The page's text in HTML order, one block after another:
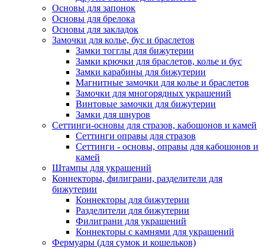
Основы для запонок
Основы для брелока
Основы для закладок
Замочки для колье, бус и браслетов
Замки тогглы для бижутерии
Замки крючки для браслетов, колье и бус
Замки карабины для бижутерии
Магнитные замочки для колье и браслетов
Замочки для многорядных украшений
Винтовые замочки для бижутерии
Замки для шнуров
Сеттинги-основы для стразов, кабошонов и камей
Сеттинги оправы для стразов
Сеттинги - основы, оправы для кабошонов и
камей
Штампы для украшений
Коннекторы, филиграни, разделители для
бижутерии
Коннекторы для бижутерии
Разделители для бижутерии
Филиграни для украшений
Коннекторы с камнями для украшений
Фермуары (для сумок и кошельков)